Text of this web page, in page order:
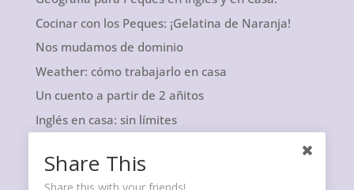
Cocinar con los Peques: ¡Gelatina de Naranja!
Nos mudamos de dominio
Weather: cómo trabajarlo en casa
Un cuento a partir de 2 añitos
Inglés en casa: sin límites
Share This